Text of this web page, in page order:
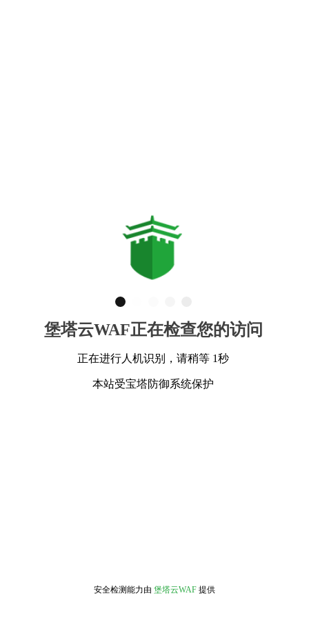
堡塔云WAF正在检查您的访问
正在进行人机识别，请稍等 1秒
本站受宝塔防御系统保护
安全检测能力由 堡塔云WAF 提供